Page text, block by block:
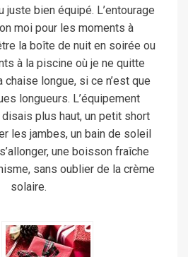
juste bien équipé. L’entourage
moi pour les moments à
la boîte de nuit en soirée ou
à la piscine où je ne quitte
longue, si ce n’est que
longueurs. L’équipement
plus haut, un petit short
les jambes, un bain de soleil
une boisson fraîche
sans oublier de la crème
solaire.